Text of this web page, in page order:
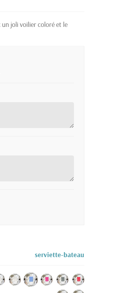
joli voilier coloré et le
serviette-bateau